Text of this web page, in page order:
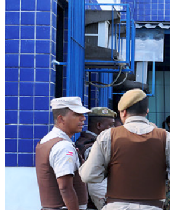
Universidad de Chile
Sustentabilidad